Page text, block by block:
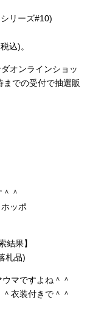
リーズ#10)
込)。
オンラインショッ
での受付で抽選販
＾
ッポ
結果】
札品)
マですよね＾＾
衣装付きで＾＾